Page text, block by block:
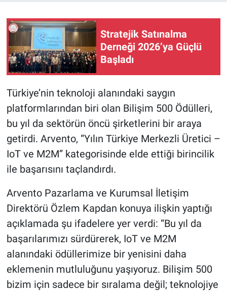
Stratejik Satınalma
Derneği 2026’ya Güçlü
Başladı
Türkiye’nin teknoloji alanındaki saygın
platformlarından biri olan Bilişim 500 Ödülleri,
bu yıl da sektörün öncü şirketlerini bir araya
getirdi. Arvento, “Yılın Türkiye Merkezli Üretici –
IoT ve M2M” kategorisinde elde ettiği birincilik
ile başarısını taçlandırdı.
Arvento Pazarlama ve Kurumsal İletişim
Direktörü Özlem Kapdan konuya ilişkin yaptığı
açıklamada şu ifadelere yer verdi: “Bu yıl da
başarılarımızı sürdürerek, IoT ve M2M
alanındaki ödüllerimize bir yenisini daha
eklemenin mutluluğunu yaşıyoruz. Bilişim 500
bizim için sadece bir sıralama değil; teknolojiye